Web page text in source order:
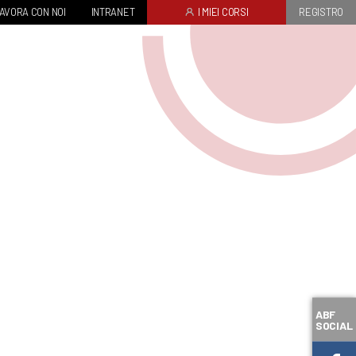
CON NOI INTRANET I MIEI CORSI REGISTRO
ABF
SOCIAL